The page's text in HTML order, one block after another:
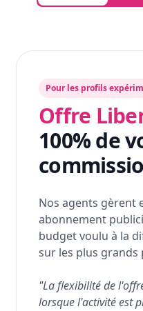
Pour les profils
Offre
100% de
Nos agents gèrent
abonnement
budget voulu à la
sur les plus grands
"La flexibilité de
lorsque l'activité est